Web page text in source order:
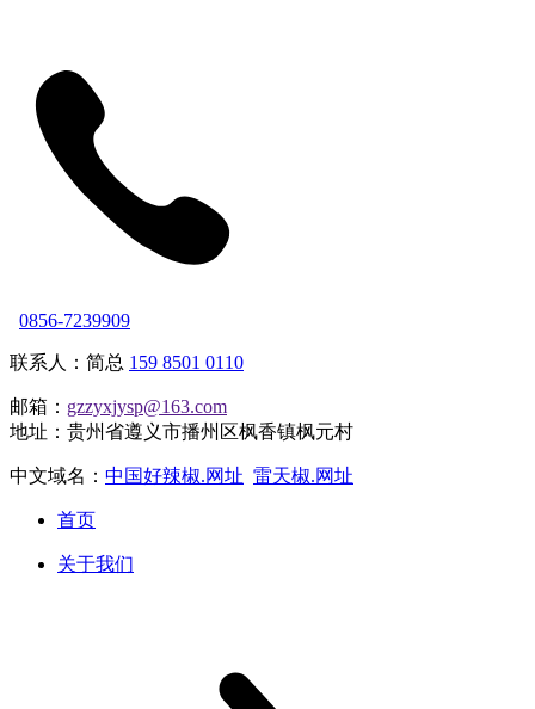
0856-7239909
联系人：简总 159 8501 0110
邮箱： gzzyxjysp@163.com
地址：贵州省遵义市播州区枫香镇枫元村
中文域名： 中国好辣椒.网址 雷天椒.网址
首页
关于我们